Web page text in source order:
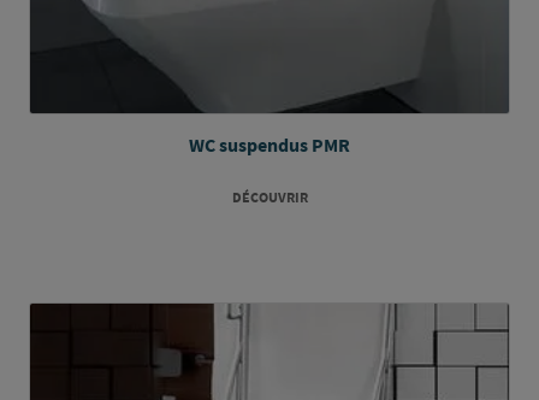
WC suspendus PMR
DÉCOUVRIR